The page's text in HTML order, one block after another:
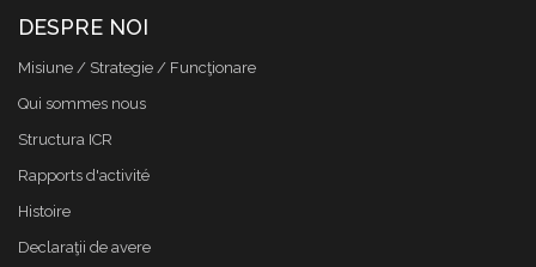
DESPRE NOI
Misiune / Strategie / Funcţionare
Qui sommes nous
Structura ICR
Rapports d'activité
Histoire
Declaraţii de avere